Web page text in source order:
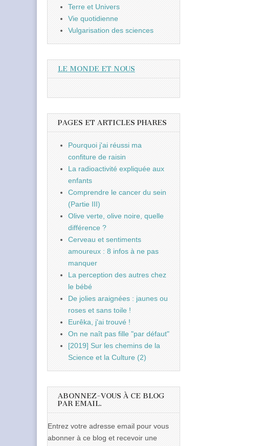
Terre et Univers
Vie quotidienne
Vulgarisation des sciences
LE MONDE ET NOUS
PAGES ET ARTICLES PHARES
Pourquoi j'ai réussi ma
confiture de raisin
La radioactivité expliquée aux
enfants
Comprendre le cancer du sein
(Partie III)
Olive verte, olive noire, quelle
différence ?
Cerveau et sentiments
amoureux : 8 infos à ne pas
manquer
La perception des autres chez
le bébé
De jolies araignées : jaunes ou
roses et sans toile !
Eurêka, j'ai trouvé !
On ne naît pas fille "par défaut"
[2019] Sur les chemins de la
Science et la Culture (2)
ABONNEZ-VOUS À CE BLOG
PAR EMAIL.
Entrez votre adresse email pour vous
abonner à ce blog et recevoir une